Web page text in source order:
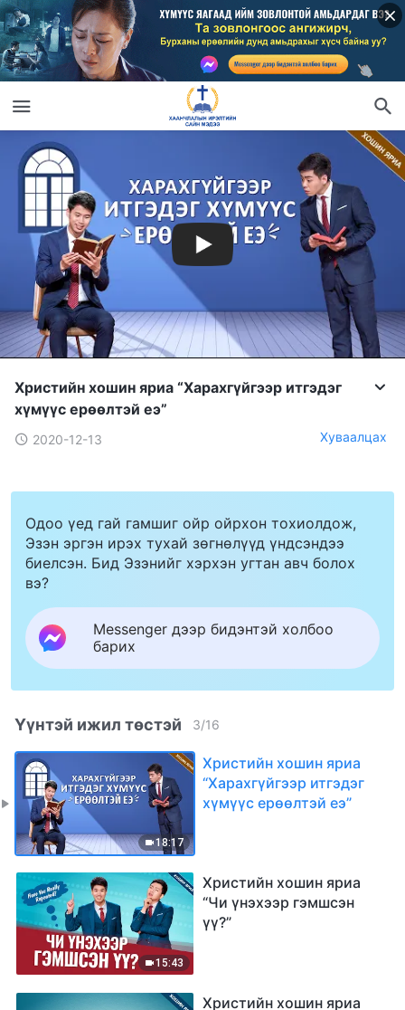
Христийн хошин яриа “Харахгүйгээр итгэдэг
хүмүүс ерөөлтэй еэ”
2020-12-13 Хуваалцах
Одоо үед гай гамшиг ойр ойрхон тохиолдож,
Эзэн эргэн ирэх тухай зөгнөлүүд үндсэндээ
биелсэн. Бид Эзэнийг хэрхэн угтан авч болох
вэ?
Messenger дээр бидэнтэй холбоо
барих
Үүнтэй ижил төстэй 3/16
18:17
Христийн хошин яриа
“Харахгүйгээр итгэдэг
хүмүүс ерөөлтэй еэ”
15:43
Христийн хошин яриа
“Чи үнэхээр гэмшсэн
үү?”
Христийн хошин яриа